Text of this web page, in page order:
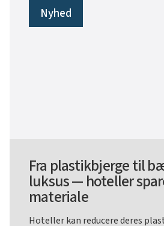
Nyhed
Fra plastikbjerge til
luksus — hoteller
materiale
Hoteller kan reducere deres